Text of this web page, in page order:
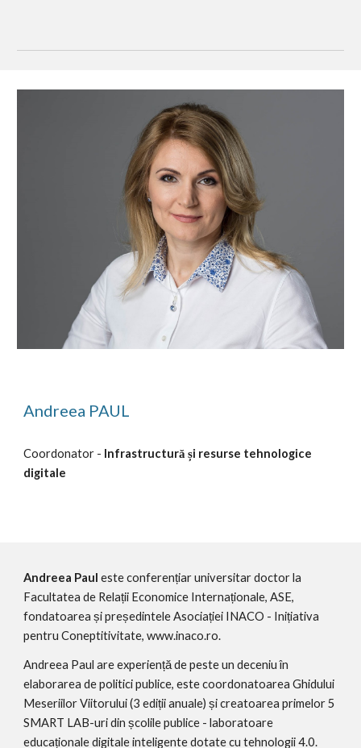
Andreea PAUL
Coordonator - Infrastructură și resurse tehnologice
digitale
Andreea Paul este conferențiar universitar doctor la
Facultatea de Relații Economice Internaționale, ASE,
fondatoarea și președintele Asociației INACO - Inițiativa
pentru Coneptitivitate, www.inaco.ro.
Andreea Paul are experiență de peste un deceniu în
elaborarea de politici publice, este coordonatoarea Ghidului
Meseriilor Viitorului (3 ediții anuale) și creatoarea primelor 5
SMART LAB-uri din școlile publice - laboratoare
educaționale digitale inteligente dotate cu tehnologii 4.0.